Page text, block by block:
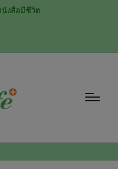
นังสือมีชีวิต
check